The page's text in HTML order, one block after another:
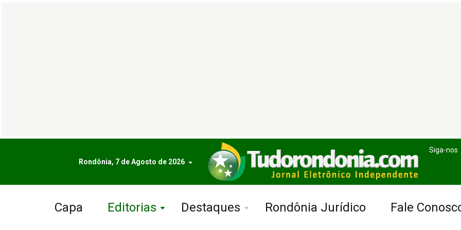
Rondônia, 7 de Agosto de 2026
Siga-nos
Capa Editorias Destaques Rondônia Jurídico Fale